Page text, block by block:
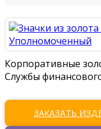
Корпоративные
Службы
ЗАКАЗАТЬ